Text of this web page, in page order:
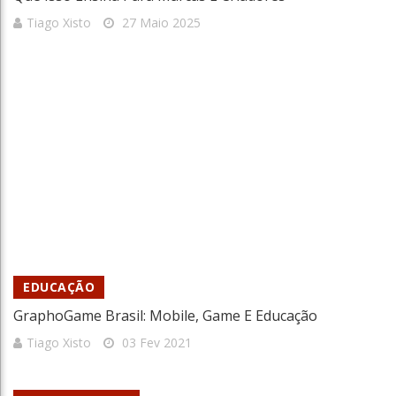
Tiago Xisto 27 Maio 2025
EDUCAÇÃO
GraphoGame Brasil: Mobile, Game E Educação
Tiago Xisto 03 Fev 2021